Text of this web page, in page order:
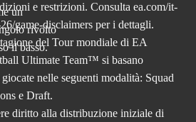
e restrizioni. Consulta ea.com/it-
/game-disclaimers per i dettagli.
del Tour mondiale di EA
Ultimate Team™ si basano
nelle seguenti modalità: Squad
e Draft.
diritto alla distribuzione iniziale di